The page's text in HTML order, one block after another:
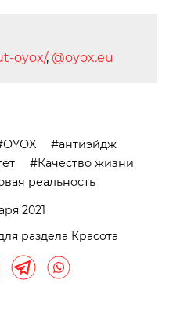
oyox/, @oyox.eu
OYOX
антиэйдж
Качество жизни
реальность
2021
раздела Красота